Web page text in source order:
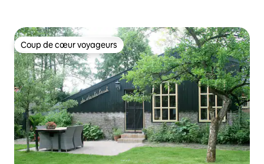
Coup de cœur voyageurs
Coup de cœur voyageurs